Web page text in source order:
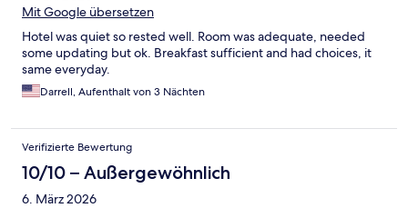
Mit Google übersetzen
Hotel was quiet so rested well. Room was adequate, needed
some updating but ok. Breakfast sufficient and had choices, it
same everyday.
Darrell, Aufenthalt von 3 Nächten
Verifizierte Bewertung
10/10 – Außergewöhnlich
6. März 2026